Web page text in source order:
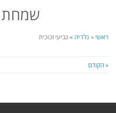
שמחת
ראשי » גלריה » גביעי זכוכית
« הקודם